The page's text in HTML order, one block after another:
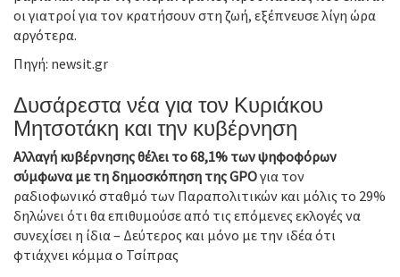
οι γιατροί για τον κρατήσουν στη ζωή, εξέπνευσε λίγη ώρα
αργότερα.
Πηγή: newsit.gr
Δυσάρεστα νέα για τον Κυριάκου
Μητσοτάκη και την κυβέρνηση
Αλλαγή κυβέρνησης θέλει το 68,1% των ψηφοφόρων
σύμφωνα με τη δημοσκόπηση της GPOγια τον
ραδιοφωνικό σταθμό των Παραπολιτικών και μόλις το 29%
δηλώνει ότι θα επιθυμούσε από τις επόμενες εκλογές να
συνεχίσει η ίδια – Δεύτερος και μόνο με την ιδέα ότι
φτιάχνει κόμμα ο Τσίπρας